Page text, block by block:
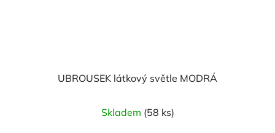
UBROUSEK látkový světle MODRÁ
Skladem (58 ks)